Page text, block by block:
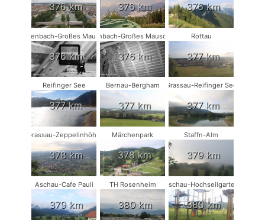
376 km 376 km 376 km
Rodenbach-Großes Mausohr
376 km
Rodenbach-Großes Mausohr #2
376 km
Rottau
377 km
Reifinger See
377 km
Bernau-Bergham
377 km
Grassau-Reifinger See
377 km
Grassau-Zeppelinhöhe
378 km
Märchenpark
378 km
Staffn-Alm
379 km
Aschau-Cafe Pauli
379 km
TH Rosenheim
380 km
Aschau-Hochseilgarten
380 km